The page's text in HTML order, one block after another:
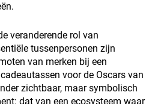
veranderende rol van
tussenpersonen zijn
van merken bij een
voor de Oscars van
zichtbaar, maar symbolisch
dat van een ecosysteem waar